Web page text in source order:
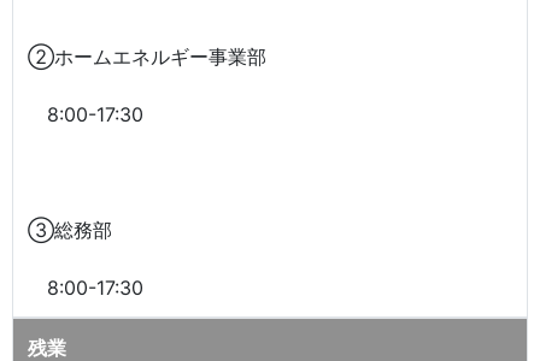
②ホームエネルギー事業部
8:00-17:30
③総務部
8:00-17:30
残業